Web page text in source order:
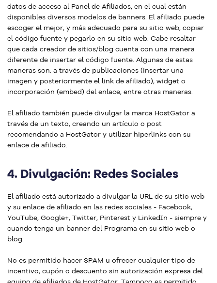
datos de acceso al Panel de Afiliados, en el cual están
disponibles diversos modelos de banners. El afiliado puede
escoger el mejor, y más adecuado para su sitio web, copiar
el código fuente y pegarlo en su sitio web. Cabe resaltar
que cada creador de sitios/blog cuenta con una manera
diferente de insertar el código fuente. Algunas de estas
maneras son: a través de publicaciones (insertar una
imagen y posteriormente el link de afiliado), widget o
incorporación (embed) del enlace, entre otras maneras.
El afiliado también puede divulgar la marca HostGator a
través de un texto, creando un artículo o post
recomendando a HostGator y utilizar hiperlinks con su
enlace de afiliado.
4. Divulgación: Redes Sociales
El afiliado está autorizado a divulgar la URL de su sitio web
y su enlace de afiliado en las redes sociales - Facebook,
YouTube, Google+, Twitter, Pinterest y LinkedIn - siempre y
cuando tenga un banner del Programa en su sitio web o
blog.
No es permitido hacer SPAM u ofrecer cualquier tipo de
incentivo, cupón o descuento sin autorización expresa del